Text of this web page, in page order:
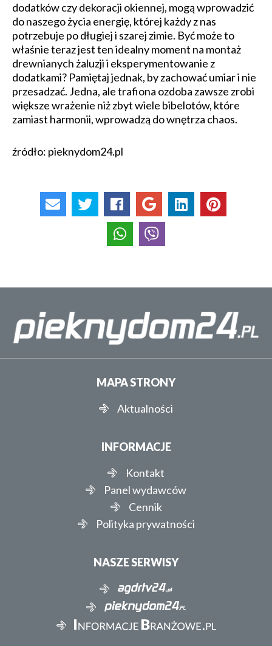
dodatków czy dekoracji okiennej, mogą wprowadzić
do naszego życia energię, której każdy z nas
potrzebuje po długiej i szarej zimie. Być może to
właśnie teraz jest ten idealny moment na montaż
drewnianych żaluzji i eksperymentowanie z
dodatkami? Pamiętaj jednak, by zachować umiar i nie
przesadzać. Jedna, ale trafiona ozdoba zawsze zrobi
większe wrażenie niż zbyt wiele bibelotów, które
zamiast harmonii, wprowadzą do wnętrza chaos.
źródło: pieknydom24.pl
MAPA STRONY
Aktualności
INFORMACJE
Kontakt
Panel wydawców
Cennik
Polityka prywatności
NASZE SERWISY